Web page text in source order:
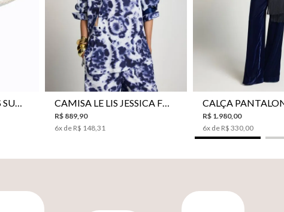
CINTO COURO LE LIS SUKI FEMININO
36 38 40 42 44 46
CAMISA LE LIS JESSICA FEMININA
R$ 889,90
6x de R$ 148,31
34 36 38
R$ 1.980,00
6x de R$ 330,00